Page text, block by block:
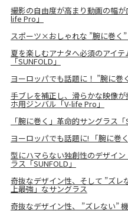
撮影の自由度が高まり動画の幅
life Pro」
スポーツ×おしゃれな ”腕に巻く
夏を楽しむアナタへ必須のアイ
「SUNFOLD」
ヨーロッパでも話題に！ ”腕に巻
手ブレを補正し、滑らかな映像
ホ用ジンバル「V-life Pro」
「腕に巻く」革命的サングラス
ヨーロッパでも話題に! 「腕に巻
型にハマらない独創性のデザイ
ラス「SUNFOLD」
奇抜なデザイン性、そして ”ズレ
上最強」なサングラス
奇抜なデザイン性、 ”ズレない”